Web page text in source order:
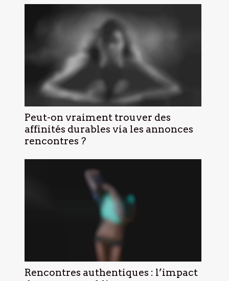
Peut-on vraiment trouver des
affinités durables via les annonces
rencontres ?
Rencontres authentiques : l’impact